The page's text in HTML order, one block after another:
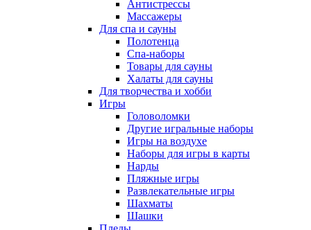
Антистрессы
Массажеры
Для спа и сауны
Полотенца
Спа-наборы
Товары для сауны
Халаты для сауны
Для творчества и хобби
Игры
Головоломки
Другие игральные наборы
Игры на воздухе
Наборы для игры в карты
Нарды
Пляжные игры
Развлекательные игры
Шахматы
Шашки